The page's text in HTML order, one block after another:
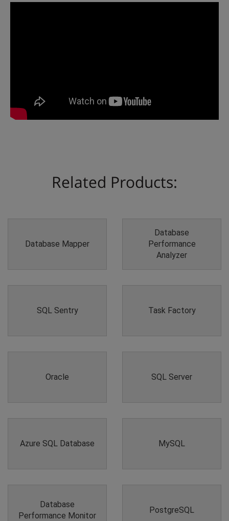
Related Products:
Database Mapper
Database
Performance
Analyzer
SQL Sentry Task Factory
Oracle SQL Server
Azure SQL Database MySQL
Database
Performance Monitor
PostgreSQL